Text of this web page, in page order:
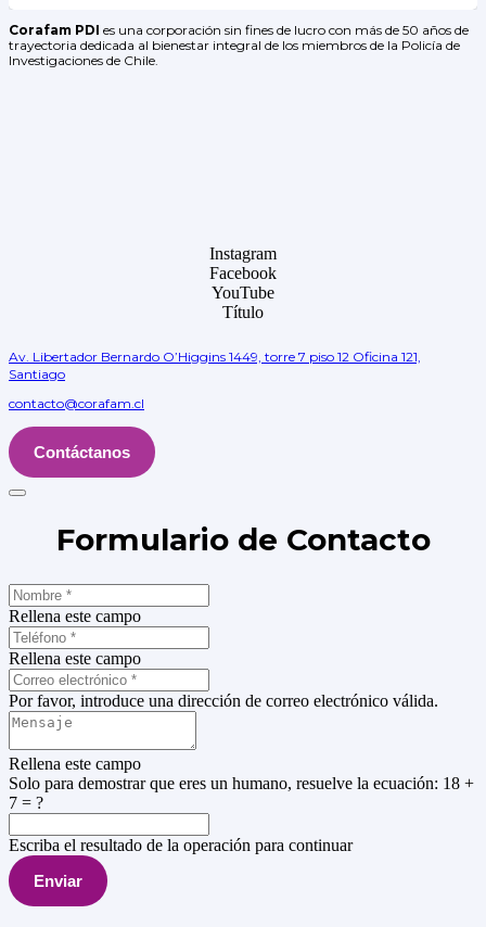
Corafam PDI es una corporación sin fines de lucro con más de 50 años de
trayectoria dedicada al bienestar integral de los miembros de la Policía de
Investigaciones de Chile.
Instagram
Facebook
YouTube
Título
Av. Libertador Bernardo O’Higgins 1449, torre 7 piso 12 Oficina 121,
Santiago
contacto@corafam.cl
Contáctanos
Formulario de Contacto
Rellena este campo
Rellena este campo
Por favor, introduce una dirección de correo electrónico válida.
Rellena este campo
Solo para demostrar que eres un humano, resuelve la ecuación: 18 +
7 = ?
Escriba el resultado de la operación para continuar
Enviar